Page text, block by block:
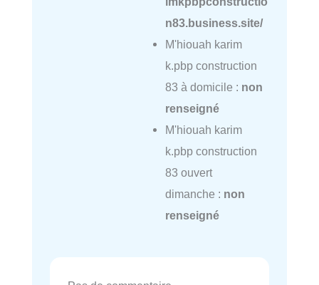
n83.business.site/
M'hiouah karim
k.pbp construction
83 à domicile : non
renseigné
M'hiouah karim
k.pbp construction
83 ouvert
dimanche : non
renseigné